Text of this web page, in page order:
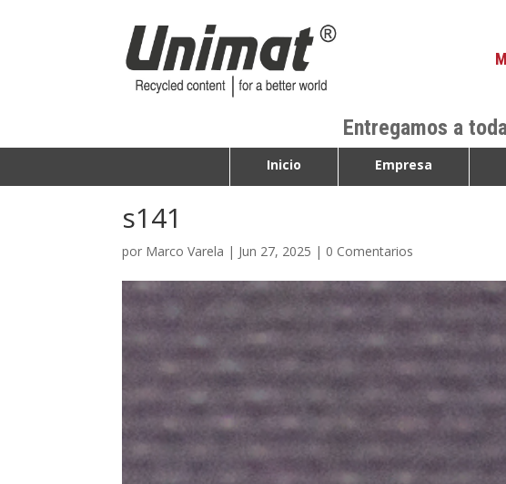
Entregamos a
Inicio Empresa
s141
por Marco Varela | Jun 27, 2025 | 0 Comentarios